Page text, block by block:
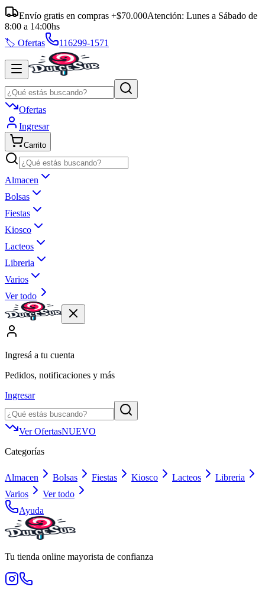
Envío gratis en compras +$70.000Atención: Lunes a Sábado de
8:00 a 14:00hs
🏷️ Ofertas
116299-1571
Ofertas
Ingresar
Carrito
Almacen
Bolsas
Fiestas
Kiosco
Lacteos
Libreria
Varios
Ver todo
Ingresá a tu cuenta
Pedidos, notificaciones y más
Ingresar
Ver OfertasNUEVO
Categorías
Almacen Bolsas Fiestas Kiosco Lacteos
Libreria
Varios
Ver todo
Ayuda
Tu tienda online mayorista de confianza